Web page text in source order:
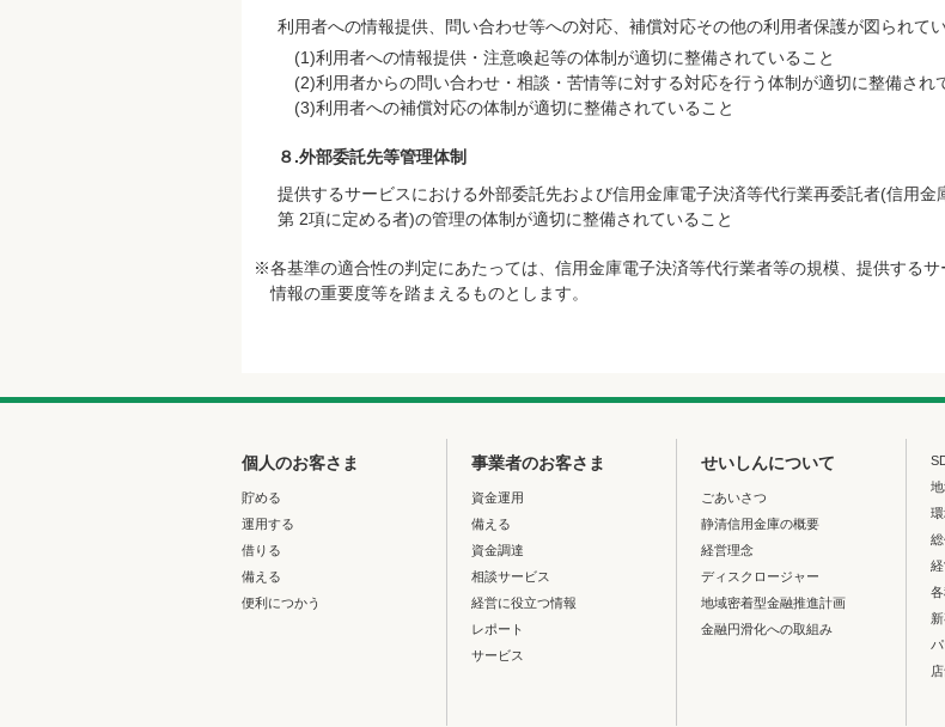
利用者への情報提供、問い合わせ等への対応、補償対応その他の利用者保護が図られて
利用者への情報提供・注意喚起等の体制が適切に整備されていること
利用者からの問い合わせ・相談・苦情等に対する対応を行う体制が適切に整備され
利用者への補償対応の体制が適切に整備されていること
８.外部委託先等管理体制
提供するサービスにおける外部委託先および信用金庫電子決済等代行業再委託者(信用金
第 2項に定める者)の管理の体制が適切に整備されていること
※各基準の適合性の判定にあたっては、信用金庫電子決済等代行業者等の規模、提供するサ
情報の重要度等を踏まえるものとします。
個人のお客さま
貯める
運用する
借りる
備える
便利につかう
事業者のお客さま
資金運用
備える
資金調達
相談サービス
経営に役立つ情報
レポート
サービス
せいしんについて
ごあいさつ
静清信用金庫の概要
経営理念
ディスクロージャー
地域密着型金融推進計画
金融円滑化への取組み